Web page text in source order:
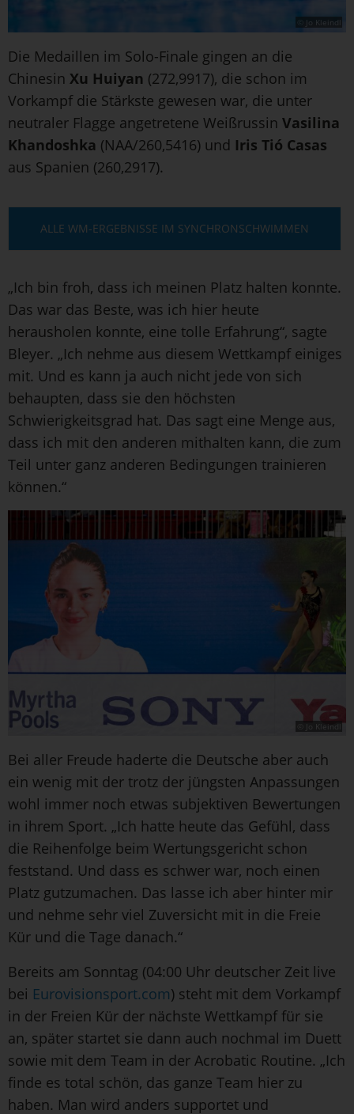
© Jo Kleindl
Die Medaillen im Solo-Finale gingen an die
Chinesin Xu Huiyan (272,9917), die schon im
Vorkampf die Stärkste gewesen war, die unter
neutraler Flagge angetretene Weißrussin Vasilina
Khandoshka (NAA/260,5416) und Iris Tió Casas
aus Spanien (260,2917).
ALLE WM-ERGEBNISSE IM SYNCHRONSCHWIMMEN
„Ich bin froh, dass ich meinen Platz halten konnte.
Das war das Beste, was ich hier heute
herausholen konnte, eine tolle Erfahrung“, sagte
Bleyer. „Ich nehme aus diesem Wettkampf einiges
mit. Und es kann ja auch nicht jede von sich
behaupten, dass sie den höchsten
Schwierigkeitsgrad hat. Das sagt eine Menge aus,
dass ich mit den anderen mithalten kann, die zum
Teil unter ganz anderen Bedingungen trainieren
können.“
© Jo Kleindl
Bei aller Freude haderte die Deutsche aber auch
ein wenig mit der trotz der jüngsten Anpassungen
wohl immer noch etwas subjektiven Bewertungen
in ihrem Sport. „Ich hatte heute das Gefühl, dass
die Reihenfolge beim Wertungsgericht schon
feststand. Und dass es schwer war, noch einen
Platz gutzumachen. Das lasse ich aber hinter mir
und nehme sehr viel Zuversicht mit in die Freie
Kür und die Tage danach.“
Bereits am Sonntag (04:00 Uhr deutscher Zeit live
bei Eurovisionsport.com) steht mit dem Vorkampf
in der Freien Kür der nächste Wettkampf für sie
an, später startet sie dann auch nochmal im Duett
sowie mit dem Team in der Acrobatic Routine. „Ich
finde es total schön, das ganze Team hier zu
haben. Man wird anders supportet und